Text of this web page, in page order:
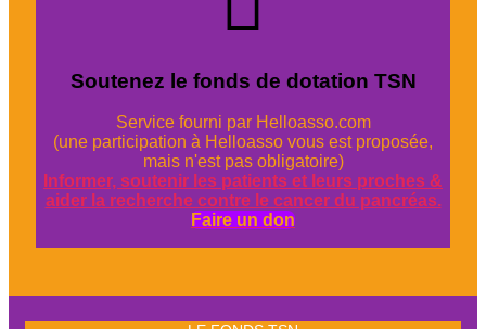
Soutenez le fonds de dotation TSN
Service fourni par Helloasso.com
(une participation à Helloasso vous est proposée,
mais n'est pas obligatoire)
Informer, soutenir les patients et leurs proches &
aider la recherche contre le cancer du pancréas.
Faire un don